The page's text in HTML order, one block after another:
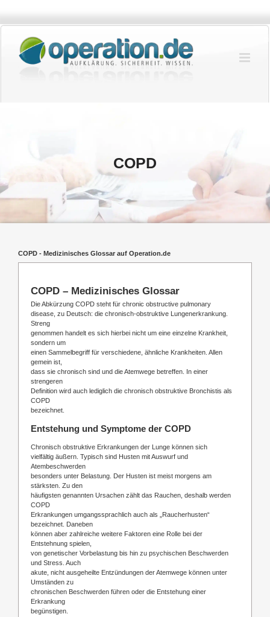
springen
COPD
COPD - Medizinisches Glossar auf Operation.de
COPD – Medizinisches Glossar
Die Abkürzung COPD steht für chronic obstructive pulmonary
disease, zu Deutsch: die chronisch-obstruktive Lungenerkrankung.
Streng
genommen handelt es sich hierbei nicht um eine einzelne Krankheit,
sondern um
einen Sammelbegriff für verschiedene, ähnliche Krankheiten. Allen
gemein ist,
dass sie chronisch sind und die Atemwege betreffen. In einer
strengeren
Definition wird auch lediglich die chronisch obstruktive Bronchistis als
COPD
bezeichnet.
Entstehung und Symptome der COPD
Chronisch obstruktive Erkrankungen der Lunge können sich
vielfältig äußern. Typisch sind Husten mit Auswurf und
Atembeschwerden
besonders unter Belastung. Der Husten ist meist morgens am
stärksten. Zu den
häufigsten genannten Ursachen zählt das Rauchen, deshalb werden
COPD
Erkrankungen umgangssprachlich auch als „Raucherhusten“
bezeichnet. Daneben
können aber zahlreiche weitere Faktoren eine Rolle bei der
Entstehnung spielen,
von genetischer Vorbelastung bis hin zu psychischen Beschwerden
und Stress. Auch
akute, nicht ausgeheilte Entzündungen der Atemwege können unter
Umständen zu
chronischen Beschwerden führen oder die Entstehung einer
Erkrankung
begünstigen.